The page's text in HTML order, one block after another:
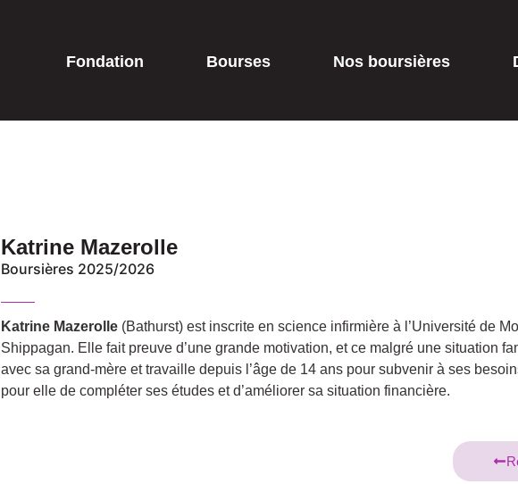
Fondation Bourses Nos boursières
Katrine Mazerolle
Boursières 2025/2026
Katrine Mazerolle (Bathurst) est inscrite en science infirmière à l’Université de
Shippagan. Elle fait preuve d’une grande motivation, et ce malgré une situation
avec sa grand-mère et travaille depuis l’âge de 14 ans pour subvenir à ses
pour elle de compléter ses études et d’améliorer sa situation financière.